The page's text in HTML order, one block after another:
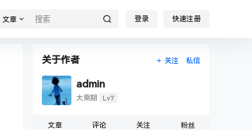
文章 登录 快速注册
关于作者 关注 私信
admin
大乘期 Lv7
文章 评论 关注 粉丝